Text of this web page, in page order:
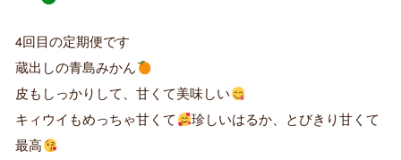
証
済
み
購
者
4回目の定期便です
蔵出しの青島みかん
皮もしっかりして、甘くて美味しい
キィウイもめっちゃ甘くて
珍しいはるか、とびきり甘くて
最高